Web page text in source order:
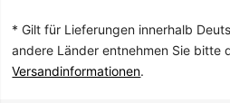
* Gilt für Lieferungen innerhalb
andere Länder entnehmen Sie bitte
Versandinformationen.